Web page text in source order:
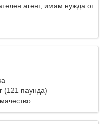
агент, имам нужда от
(121 паунда)